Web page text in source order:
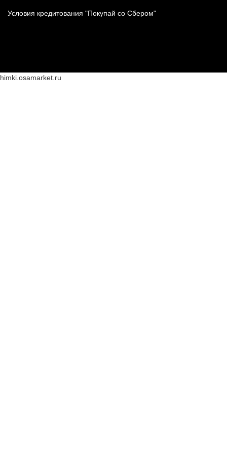
Условия кредитования "Покупай со Сбером"
himki.osamarket.ru